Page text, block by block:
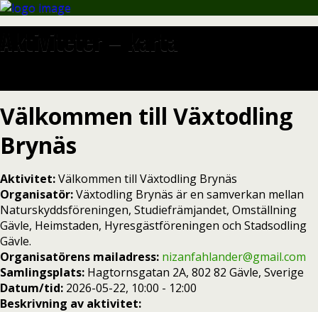
Aktiviteter – karta
Välkommen till Växtodling
Brynäs
Aktivitet:Välkommen till Växtodling Brynäs
Organisatör:Växtodling Brynäs är en samverkan mellan
Naturskyddsföreningen, Studiefrämjandet, Omställning
Gävle, Heimstaden, Hyresgästföreningen och Stadsodling
Gävle.
Organisatörens mailadress: nizanfahlander@gmail.com
Samlingsplats: Hagtornsgatan 2A, 802 82 Gävle, Sverige
Datum/tid: 2026-05-22, 10:00 - 12:00
Beskrivning av aktivitet: